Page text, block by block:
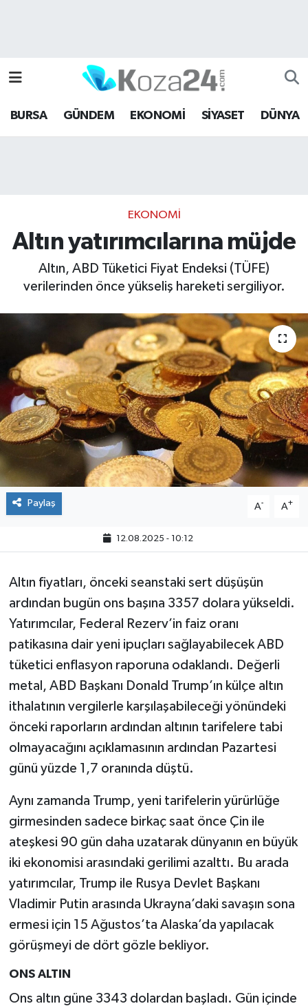
BURSA GÜNDEM EKONOMİ SİYASET DÜNYA
EKONOMİ
Altın yatırımcılarına müjde
Altın, ABD Tüketici Fiyat Endeksi (TÜFE)
verilerinden önce yükseliş hareketi sergiliyor.
Paylaş A- A+
12.08.2025 - 10:12
Altın fiyatları, önceki seanstaki sert düşüşün
ardından bugün ons başına 3357 dolara yükseldi.
Yatırımcılar, Federal Rezerv’in faiz oranı
patikasına dair yeni ipuçları sağlayabilecek ABD
tüketici enflasyon raporuna odaklandı. Değerli
metal, ABD Başkanı Donald Trump’ın külçe altın
ithalatının vergilerle karşılaşabileceği yönündeki
önceki raporların ardından altının tarifelere tabi
olmayacağını açıklamasının ardından Pazartesi
günü yüzde 1,7 oranında düştü.
Aynı zamanda Trump, yeni tarifelerin yürürlüğe
girmesinden sadece birkaç saat önce Çin ile
ateşkesi 90 gün daha uzatarak dünyanın en büyük
iki ekonomisi arasındaki gerilimi azalttı. Bu arada
yatırımcılar, Trump ile Rusya Devlet Başkanı
Vladimir Putin arasında Ukrayna’daki savaşın sona
ermesi için 15 Ağustos’ta Alaska’da yapılacak
görüşmeyi de dört gözle bekliyor.
ONS ALTIN
Ons altın güne 3343 dolardan başladı. Gün içinde
Bursa Hava Durumu
Bursa Namaz Vakitleri
Son Dakika Haberleri